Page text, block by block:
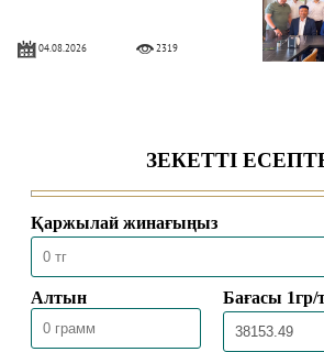
04.08.2026 2319
04.08.2026 2021
БАС МҮФТИ ТӨРАЛҚА МӘЖІЛІСІН
ӨТКІЗДІ
31.07.2026